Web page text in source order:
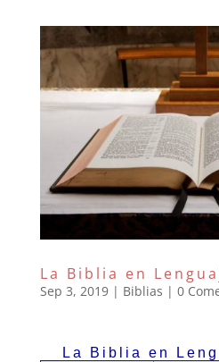
La Biblia en
Sep 3, 2019| Biblias | 0
La Biblia en